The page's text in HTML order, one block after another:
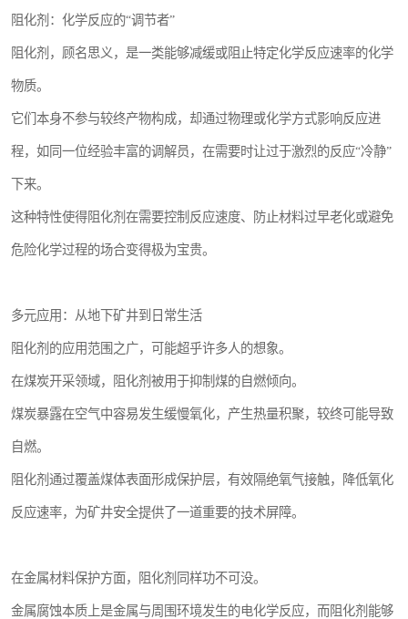
阻化剂：化学反应的“调节者”
阻化剂，顾名思义，是一类能够减缓或阻止特定化学反应速率的化学
物质。
它们本身不参与较终产物构成，却通过物理或化学方式影响反应进
程，如同一位经验丰富的调解员，在需要时让过于激烈的反应“冷静”
下来。
这种特性使得阻化剂在需要控制反应速度、防止材料过早老化或避免
危险化学过程的场合变得极为宝贵。
多元应用：从地下矿井到日常生活
阻化剂的应用范围之广，可能超乎许多人的想象。
在煤炭开采领域，阻化剂被用于抑制煤的自燃倾向。
煤炭暴露在空气中容易发生缓慢氧化，产生热量积聚，较终可能导致
自燃。
阻化剂通过覆盖煤体表面形成保护层，有效隔绝氧气接触，降低氧化
反应速率，为矿井安全提供了一道重要的技术屏障。
在金属材料保护方面，阻化剂同样功不可没。
金属腐蚀本质上是金属与周围环境发生的电化学反应，而阻化剂能够